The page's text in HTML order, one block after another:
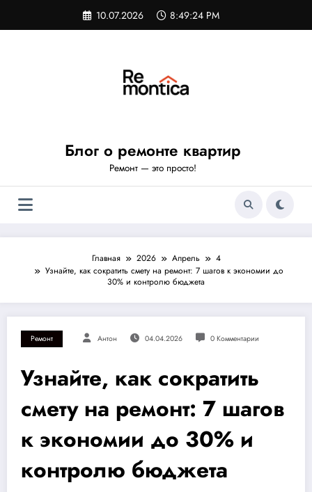
содержимому
10.07.2026 8:49:25 PM
Блог о ремонте квартир
Ремонт — это просто!
Главная 2026 Апрель
4
Узнайте, как сократить смету на ремонт: 7 шагов к экономии до
30% и контролю бюджета
Ремонт Антон 04.04.2026 0 Комментарии
Узнайте, как сократить
смету на ремонт: 7 шагов
к экономии до 30% и
контролю бюджета